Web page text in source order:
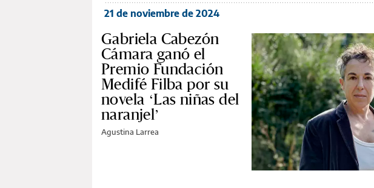
21 de noviembre de 2024
Gabriela Cabezón
Cámara ganó el
Premio Fundación
Medifé Filba por su
novela ‘Las niñas del
naranjel’
Agustina Larrea